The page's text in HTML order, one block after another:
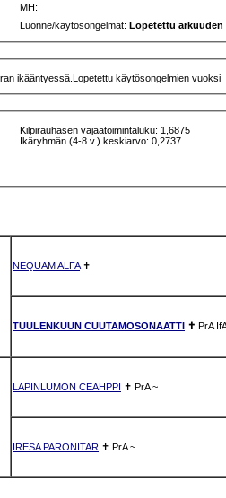
MH:
Luonne/käytösongelmat:Lopetettu arkuuden
ikääntyessä.Lopetettu käytösongelmien vuoksi
Kilpirauhasen vajaatoimintaluku: 1,6875
Ikäryhmän (4-8 v.) keskiarvo: 0,2737
NEQUAM ALFA✝
TUULENKUUN CUUTAMOSONAATTI ✝ PrA IfA
LAPINLUMON CEAHPPI ✝ PrA ~
IRESA PARONITAR ✝ PrA ~